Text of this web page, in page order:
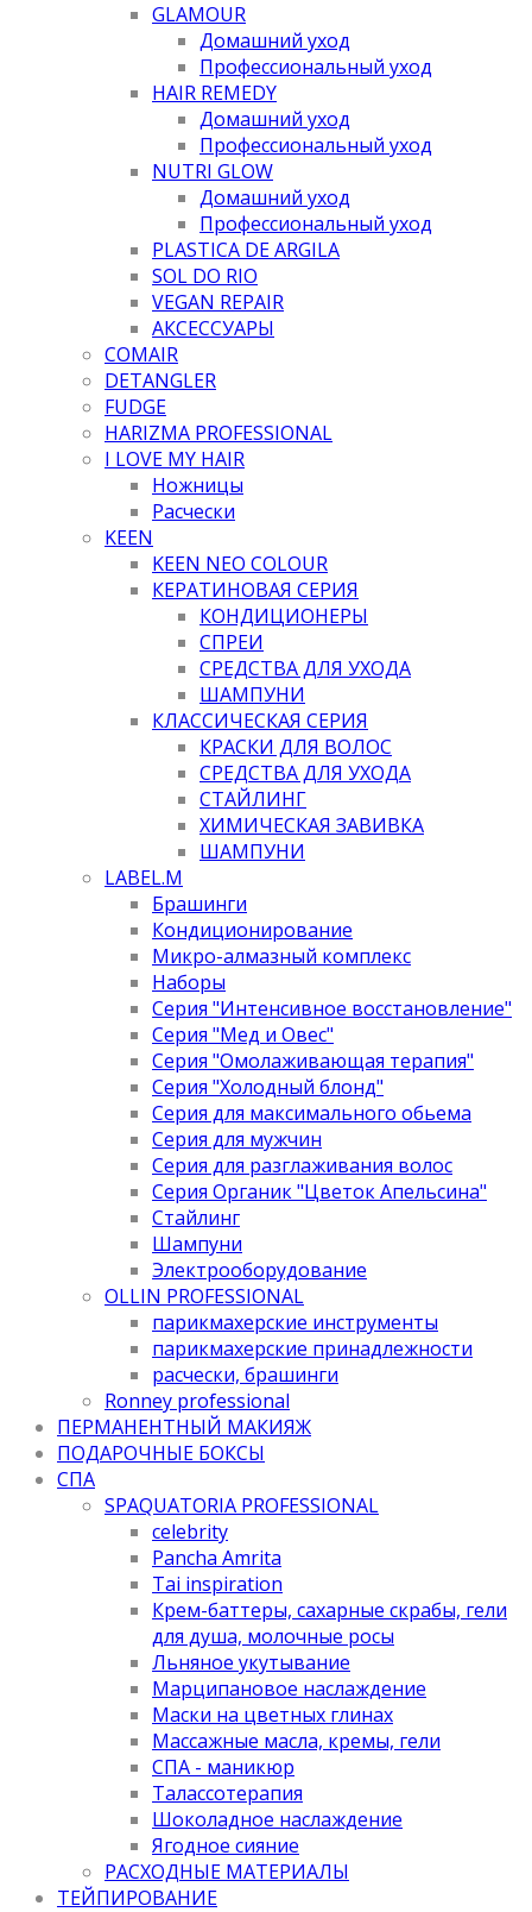
GLAMOUR
Домашний уход
Профессиональный уход
HAIR REMEDY
Домашний уход
Профессиональный уход
NUTRI GLOW
Домашний уход
Профессиональный уход
PLASTICA DE ARGILA
SOL DO RIO
VEGAN REPAIR
АКСЕССУАРЫ
COMAIR
DETANGLER
FUDGE
HARIZMA PROFESSIONAL
I LOVE MY HAIR
Ножницы
Расчески
KEEN
KEEN NEO COLOUR
КЕРАТИНОВАЯ СЕРИЯ
КОНДИЦИОНЕРЫ
СПРЕИ
СРЕДСТВА ДЛЯ УХОДА
ШАМПУНИ
КЛАССИЧЕСКАЯ СЕРИЯ
КРАСКИ ДЛЯ ВОЛОС
СРЕДСТВА ДЛЯ УХОДА
СТАЙЛИНГ
ХИМИЧЕСКАЯ ЗАВИВКА
ШАМПУНИ
LABEL.M
Брашинги
Кондиционирование
Микро-алмазный комплекс
Наборы
Серия "Интенсивное восстановление"
Серия "Мед и Овес"
Серия "Омолаживающая терапия"
Серия "Холодный блонд"
Серия для максимального обьема
Серия для мужчин
Серия для разглаживания волос
Серия Органик "Цветок Апельсина"
Стайлинг
Шампуни
Электрооборудование
OLLIN PROFESSIONAL
парикмахерские инструменты
парикмахерские принадлежности
расчески, брашинги
Ronney professional
ПЕРМАНЕНТНЫЙ МАКИЯЖ
ПОДАРОЧНЫЕ БОКСЫ
СПА
SPAQUATORIA PROFESSIONAL
celebrity
Pancha Amrita
Tai inspiration
Крем-баттеры, сахарные скрабы, гели
для душа, молочные росы
Льняное укутывание
Марципановое наслаждение
Маски на цветных глинах
Массажные масла, кремы, гели
СПА - маникюр
Талассотерапия
Шоколадное наслаждение
Ягодное сияние
РАСХОДНЫЕ МАТЕРИАЛЫ
ТЕЙПИРОВАНИЕ